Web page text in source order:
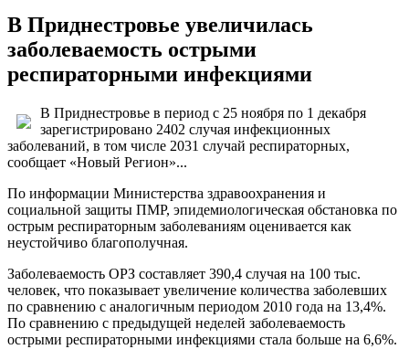
В Приднестровье увеличилась
заболеваемость острыми
респираторными инфекциями
В Приднестровье в период с 25 ноября по 1 декабря
зарегистрировано 2402 случая инфекционных
заболеваний, в том числе 2031 случай респираторных,
сообщает «Новый Регион»...
По информации Министерства здравоохранения и
социальной защиты ПМР, эпидемиологическая обстановка по
острым респираторным заболеваниям оценивается как
неустойчиво благополучная.
Заболеваемость ОРЗ составляет 390,4 случая на 100 тыс.
человек, что показывает увеличение количества заболевших
по сравнению с аналогичным периодом 2010 года на 13,4%.
По сравнению с предыдущей неделей заболеваемость
острыми респираторными инфекциями стала больше на 6,6%.